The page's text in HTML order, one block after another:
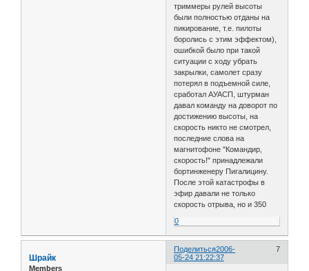
триммеры рулей высоты
были полностью отданы на
пикирование, т.е. пилоты
боролись с этим эффектом),
ошибкой было при такой
ситуации с ходу убрать
закрылки, самолет сразу
потерял в подъемной силе,
сработал АУАСП, штурман
давал команду на доворот по
достижению высоты, на
скорость никто не смотрел,
последние слова на
магнитофоне "Командир,
скорость!" принадлежали
бортинженеру Пигалицину.
После этой катастрофы в
эфир давали не только
скорость отрыва, но и 350
0
Поделиться 7
2006-
05-24 21:22:37
Шрайк
Members